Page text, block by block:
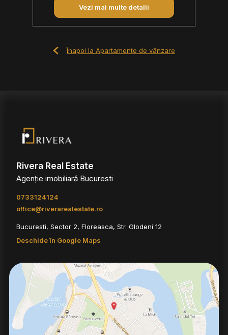
Vezi mai multe detalii
Înapoi la Apartamente de vânzare
Rivera Real Estate
Agenție imobiliară Bucuresti
0733124124
office@riverarealestate.ro
Bucuresti, Sector 2, Floreasca, Str. Glodeni 12
Deschide în Google Maps